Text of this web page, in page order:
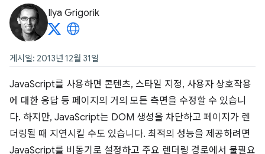
Ilya Grigorik
게시일: 2013년 12월 31일
JavaScript를 사용하면 콘텐츠, 스타일 지정, 사용자 상호작용
에 대한 응답 등 페이지의 거의 모든 측면을 수정할 수 있습니
다. 하지만, JavaScript는 DOM 생성을 차단하고 페이지가 렌
더링될 때 지연시킬 수도 있습니다. 최적의 성능을 제공하려면
JavaScript를 비동기로 설정하고 주요 렌더링 경로에서 불필요